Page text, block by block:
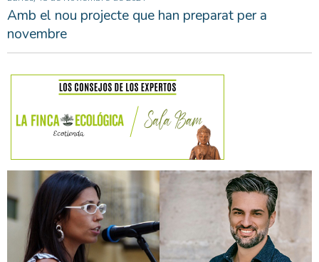
Amb el nou projecte que han preparat per a
novembre